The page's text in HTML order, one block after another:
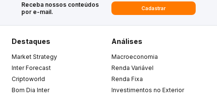
Receba nossos conteúdos
por e-mail.
Cadastrar
Destaques
Market Strategy
Inter Forecast
Criptoworld
Bom Dia Inter
Análises
Macroeconomia
Renda Variável
Renda Fixa
Investimentos no Exterior